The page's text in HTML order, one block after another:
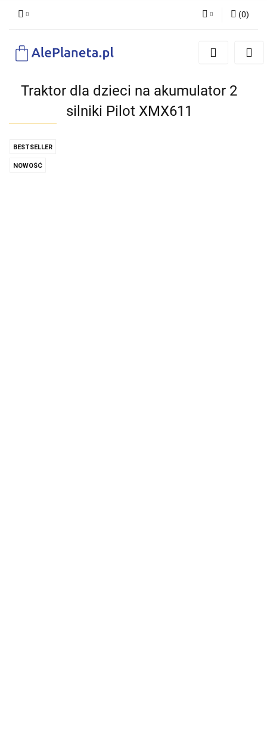
Zaloguj się
(0)
Traktor dla dzieci na akumulator 2
silniki Pilot XMX611
BESTSELLER
NOWOŚĆ